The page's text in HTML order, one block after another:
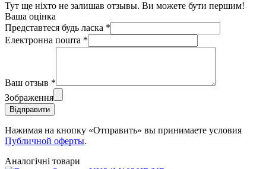
Тут ще ніхто не залишав отзывы. Ви можете бути першим!
Ваша оцінка
Представтеся будь ласка *
Електронна пошта *
Ваш отзыв *
Зображення
Відправити
Нажимая на кнопку «Отправить» вы принимаете условия
Публичной оферты.
Аналогічні товари